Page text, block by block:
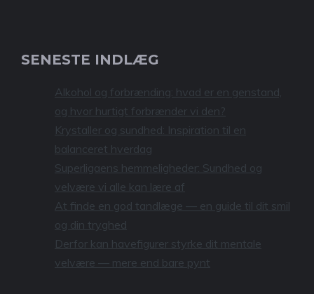
SENESTE INDLÆG
Alkohol og forbrænding: hvad er en genstand,
og hvor hurtigt forbrænder vi den?
Krystaller og sundhed: Inspiration til en
balanceret hverdag
Superligaens hemmeligheder: Sundhed og
velvære vi alle kan lære af
At finde en god tandlæge — en guide til dit smil
og din tryghed
Derfor kan havefigurer styrke dit mentale
velvære — mere end bare pynt